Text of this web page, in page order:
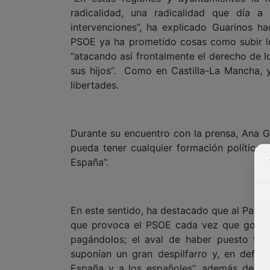
radicalidad, una radicalidad que día
intervenciones”, ha explicado Guarinos
PSOE ya ha prometido cosas como
“atacando así frontalmente el derecho de
sus hijos”. Como en Castilla-La
libertades.
Durante su encuentro con la prensa, Ana
pueda tener cualquier formación política
España”.
En este sentido, ha destacado que al
que provoca el PSOE cada vez que
pagándolos; el aval de haber puesto
suponían un gran despilfarro y, en